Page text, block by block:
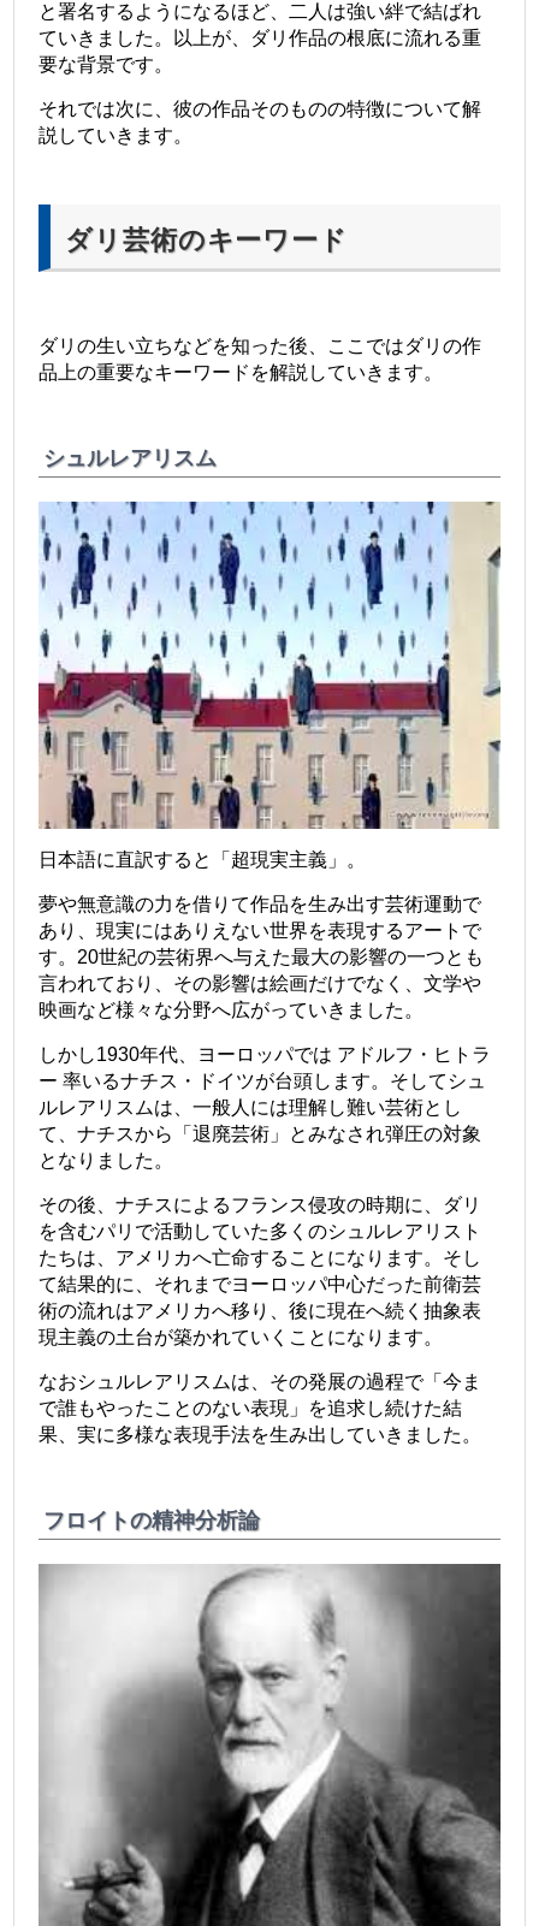
と署名するようになるほど、二人は強い絆で結ばれ
ていきました。以上が、ダリ作品の根底に流れる重
要な背景です。
それでは次に、彼の作品そのものの特徴について解
説していきます。
ダリ芸術のキーワード
ダリの生い立ちなどを知った後、ここではダリの作
品上の重要なキーワードを解説していきます。
シュルレアリスム
日本語に直訳すると「超現実主義」。
夢や無意識の力を借りて作品を生み出す芸術運動で
あり、現実にはありえない世界を表現するアートで
す。20世紀の芸術界へ与えた最大の影響の一つとも
言われており、その影響は絵画だけでなく、文学や
映画など様々な分野へ広がっていきました。
しかし1930年代、ヨーロッパでは アドルフ・ヒトラ
ー 率いるナチス・ドイツが台頭します。そしてシュ
ルレアリスムは、一般人には理解し難い芸術とし
て、ナチスから「退廃芸術」とみなされ弾圧の対象
となりました。
その後、ナチスによるフランス侵攻の時期に、ダリ
を含むパリで活動していた多くのシュルレアリスト
たちは、アメリカへ亡命することになります。そし
て結果的に、それまでヨーロッパ中心だった前衛芸
術の流れはアメリカへ移り、後に現在へ続く抽象表
現主義の土台が築かれていくことになります。
なおシュルレアリスムは、その発展の過程で「今ま
で誰もやったことのない表現」を追求し続けた結
果、実に多様な表現手法を生み出していきました。
フロイトの精神分析論